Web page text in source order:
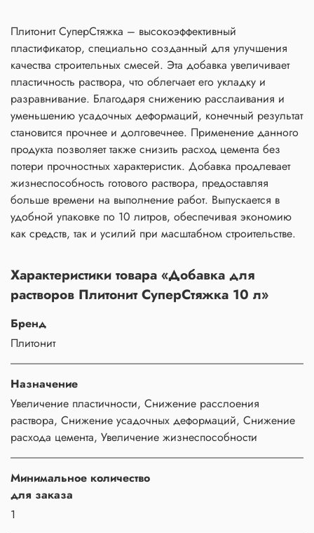
Плитонит СуперСтяжка – высокоэффективный
пластификатор, специально созданный для улучшения
качества строительных смесей. Эта добавка увеличивает
пластичность раствора, что облегчает его укладку и
разравнивание. Благодаря снижению расслаивания и
уменьшению усадочных деформаций, конечный результат
становится прочнее и долговечнее. Применение данного
продукта позволяет также снизить расход цемента без
потери прочностных характеристик. Добавка продлевает
жизнеспособность готового раствора, предоставляя
больше времени на выполнение работ. Выпускается в
удобной упаковке по 10 литров, обеспечивая экономию
как средств, так и усилий при масштабном строительстве.
Характеристики товара «Добавка для
растворов Плитонит СуперСтяжка 10 л»
Бренд
Плитонит
Назначение
Увеличение пластичности, Снижение расслоения
раствора, Снижение усадочных деформаций, Снижение
расхода цемента, Увеличение жизнеспособности
Минимальное количество
для заказа
1